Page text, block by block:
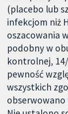
(placebo lub
infekcjom niż
oszacowania
podobny w
kontrolnej,
pewność
wszystkich
obserwowano